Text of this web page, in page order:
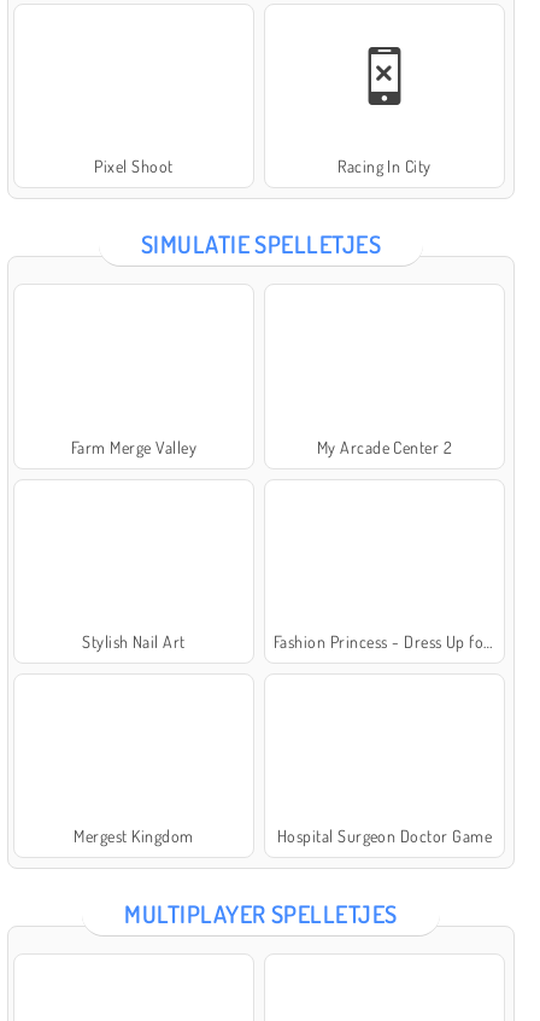
Pixel Shoot Racing In City
SIMULATIE SPELLETJES
Farm Merge Valley My Arcade Center 2
Stylish Nail Art
Mergest Kingdom Hospital Surgeon Doctor Game
MULTIPLAYER SPELLETJES